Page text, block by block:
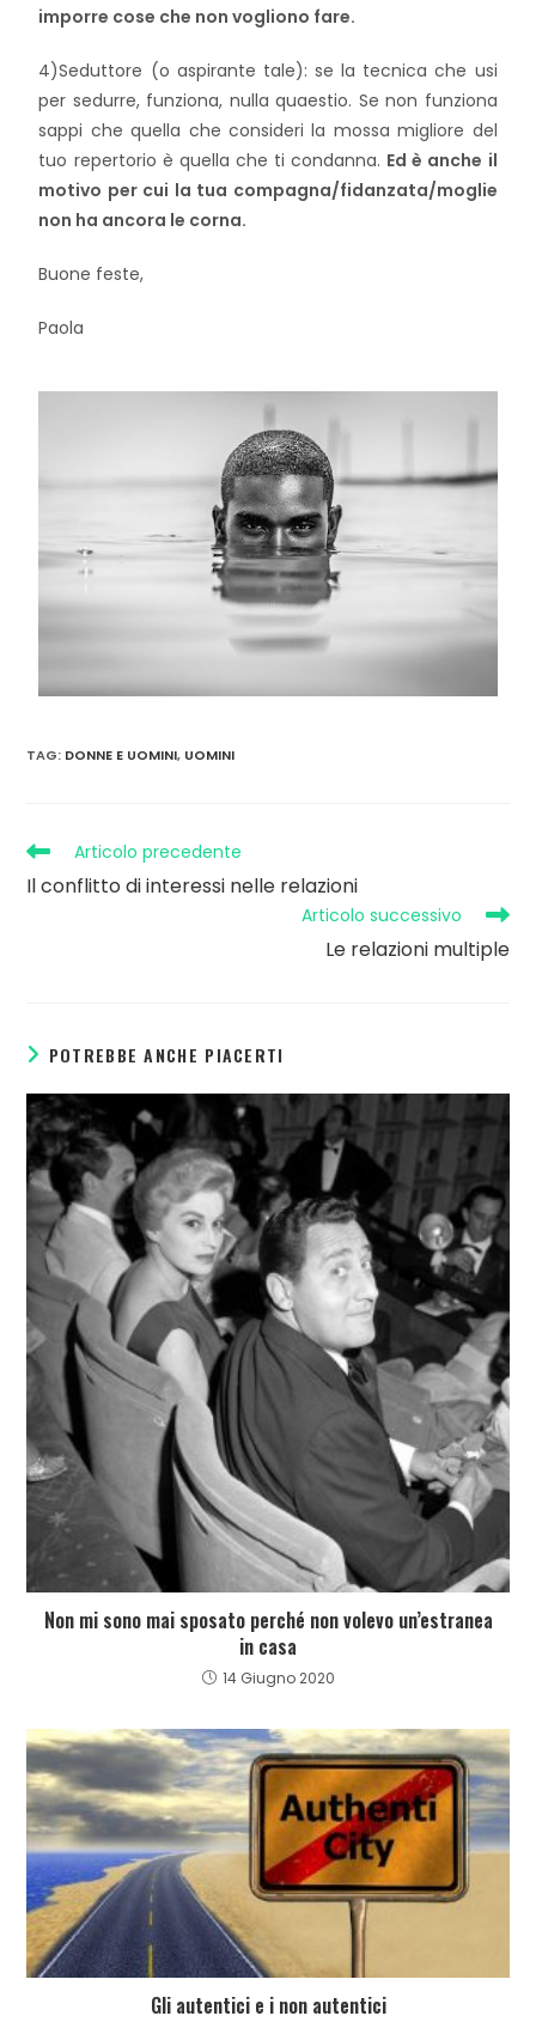
imporre cose che non vogliono fare.
4)Seduttore (o aspirante tale): se la tecnica che usi
per sedurre, funziona, nulla quaestio. Se non funziona
sappi che quella che consideri la mossa migliore del
tuo repertorio è quella che ti condanna. Ed è anche il
motivo per cui la tua compagna/fidanzata/moglie
non ha ancora le corna.
Buone feste,
Paola
TAG: DONNE E UOMINI, UOMINI
Articolo precedente
Il conflitto di interessi nelle relazioni
Articolo successivo
Le relazioni multiple
POTREBBE ANCHE PIACERTI
Non mi sono mai sposato perché non volevo un’estranea
in casa
14 Giugno 2020
Gli autentici e i non autentici